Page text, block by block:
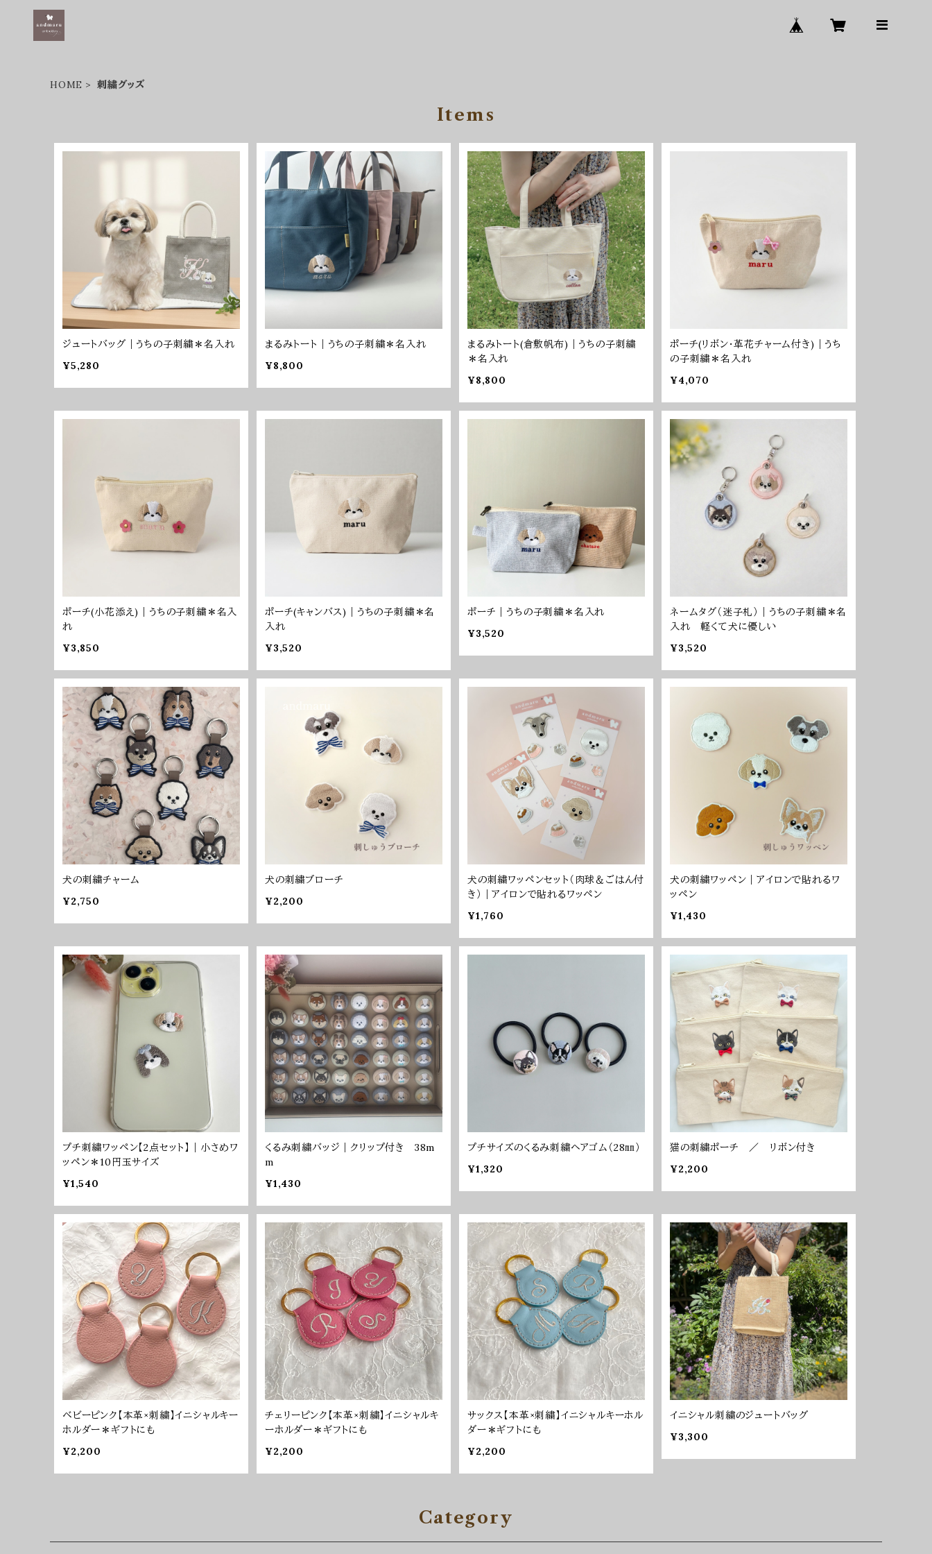
HOME 刺繍グッズ
Items
ジュートバッグ｜うちの子刺繍＊名入れ
¥5,280
まるみトート｜うちの子刺繍＊名入れ
¥8,800
まるみトート(倉敷帆布)｜うちの子刺繍
＊名入れ
¥8,800
ポーチ(リボン・革花チャーム付き)｜うち
の子刺繍＊名入れ
¥4,070
ポーチ(小花添え)｜うちの子刺繍＊名入
れ
¥3,850
ポーチ(キャンバス)｜うちの子刺繍＊名
入れ
¥3,520
ポーチ｜うちの子刺繍＊名入れ
¥3,520
ネームタグ（迷子札）｜うちの子刺繍＊名
入れ 軽くて犬に優しい
¥3,520
犬の刺繍チャーム
¥2,750
犬の刺繍ブローチ
¥2,200
犬の刺繍ワッペンセット（肉球＆ごはん付
き）｜アイロンで貼れるワッペン
¥1,760
犬の刺繍ワッペン｜アイロンで貼れるワ
ッペン
¥1,430
プチ刺繍ワッペン【2点セット】｜小さめワ
ッペン＊10円玉サイズ
¥1,540
くるみ刺繍バッジ｜クリップ付き 38m
m
¥1,430
プチサイズのくるみ刺繍ヘアゴム（28㎜）
¥1,320
猫の刺繍ポーチ ／ リボン付き
¥2,200
ベビーピンク【本革×刺繍】イニシャルキー
ホルダー＊ギフトにも
¥2,200
チェリーピンク【本革×刺繍】イニシャルキ
ーホルダー＊ギフトにも
¥2,200
サックス【本革×刺繍】イニシャルキーホル
ダー＊ギフトにも
¥2,200
イニシャル刺繍のジュートバッグ
¥3,300
Category